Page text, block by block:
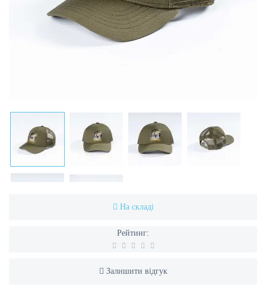
На складі
Рейтинг:
Залишити відгук